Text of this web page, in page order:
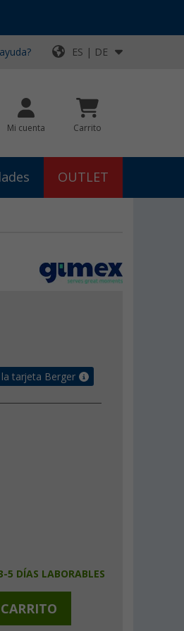
ES | DE
Mi cuenta Carrito
OUTLET
la tarjeta Berger
5 DÍAS LABORABLES